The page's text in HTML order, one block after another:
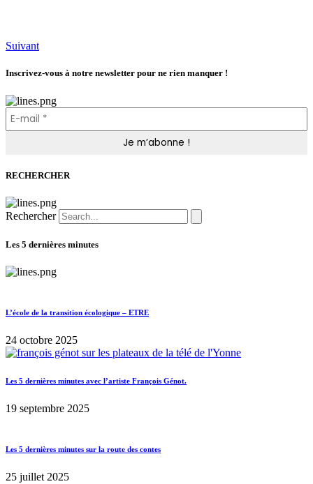
Suivant
Inscrivez-vous à notre newsletter pour ne rien manquer !
RECHERCHER
Rechercher
Les 5 dernières minutes
L’école de la transition écologique – ETRE
24 octobre 2025
Les 5 dernières minutes avec l’artiste François Génot.
19 septembre 2025
Les 5 dernières minutes sur la route des contes
25 juillet 2025